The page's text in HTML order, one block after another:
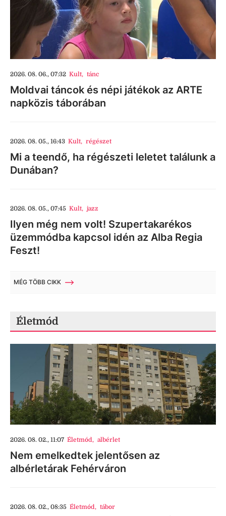
2026. 08. 06., 07:32 Kult, tánc
Moldvai táncok és népi játékok az ARTE
napközis táborában
2026. 08. 05., 16:43 Kult, régészet
Mi a teendő, ha régészeti leletet találunk a
Dunában?
2026. 08. 05., 07:45 Kult, jazz
Ilyen még nem volt! Szupertakarékos
üzemmódba kapcsol idén az Alba Regia
Feszt!
MÉG TÖBB CIKK
Életmód
2026. 08. 02., 11:07 Életmód, albérlet
Nem emelkedtek jelentősen az
albérletárak Fehérváron
2026. 08. 02., 08:35 Életmód, tábor